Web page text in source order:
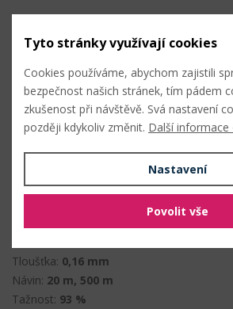
PŘIDAT DO OBLÍBENÝCH
Složení
Vlastnosti
Tloušťka: 0,16 mm
Návin: 20 m, 500 m
Tažnost: 93 %
Tyto stránky využívají cookies
Cookies používáme, abychom zajistili
bezpečnost našich stránek, tím pádem
zkušenost při návštěvě. Svá nastavení
později kdykoliv změnit. Další informace
Nastavení
Povolit vše